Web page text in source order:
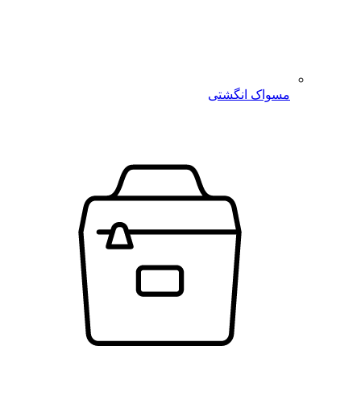
مسواک انگشتی